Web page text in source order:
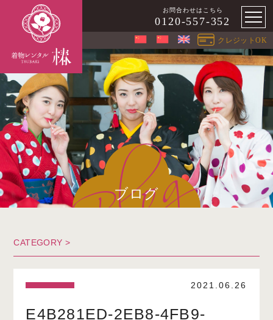
お問合わせはこちら
0120-557-352
クレジットOK
ブログ
CATEGORY >
2021.06.26
E4B281ED-2EB8-4FB9-